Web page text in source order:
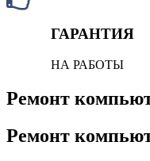
ГАРАНТИЯ
НА РАБОТЫ
Ремонт
Ремонт